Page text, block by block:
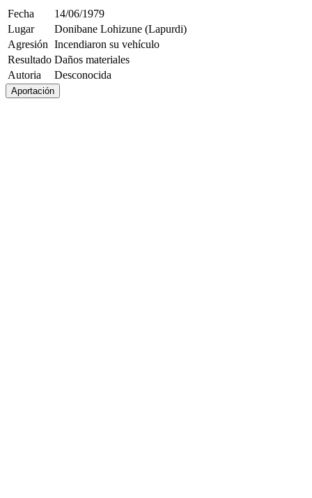
Fecha
14/06/1979
Lugar
Donibane Lohizune (Lapurdi)
Agresión Incendiaron su vehículo
Resultado Daños materiales
Autoria
Desconocida